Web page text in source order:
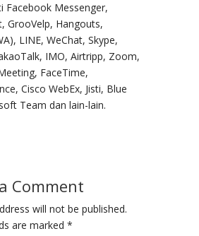
Facebook Messenger,
GrooVelp, Hangouts,
LINE, WeChat, Skype,
IMO, Airtripp, Zoom,
FaceTime,
Cisco WebEx, Jisti, Blue
Team dan lain-lain.
Comment
will not be published.
are marked *